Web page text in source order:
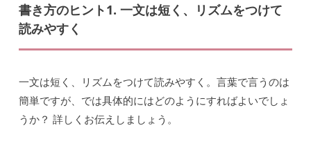
書き方のヒント1. 一文は短く、リズムをつけて
読みやすく
一文は短く、リズムをつけて読みやすく。言葉で言うのは
簡単ですが、では具体的にはどのようにすればよいでしょ
うか？ 詳しくお伝えしましょう。